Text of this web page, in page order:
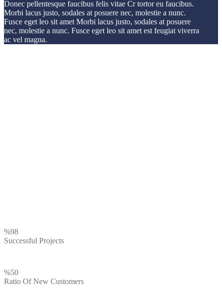
Donec pellentesque faucibus felis vitae Cr tortor eu faucibus.
Morbi lacus justo, sodales at posuere nec, molestie a nunc.
Fusce eget leo sit amet Morbi lacus justo, sodales at posuere
nec, molestie a nunc. Fusce eget leo sit amet est feugiat viverra
ac vel magna.
%98
Successful Projects
%50
Ratio Of New Customers